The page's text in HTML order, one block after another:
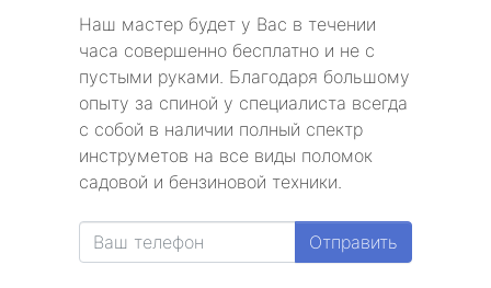
Наш мастер будет у Вас в течении
часа совершенно бесплатно и не с
пустыми руками. Благодаря большому
опыту за спиной у специалиста всегда
с собой в наличии полный спектр
инструметов на все виды поломок
садовой и бензиновой техники.
Отправить